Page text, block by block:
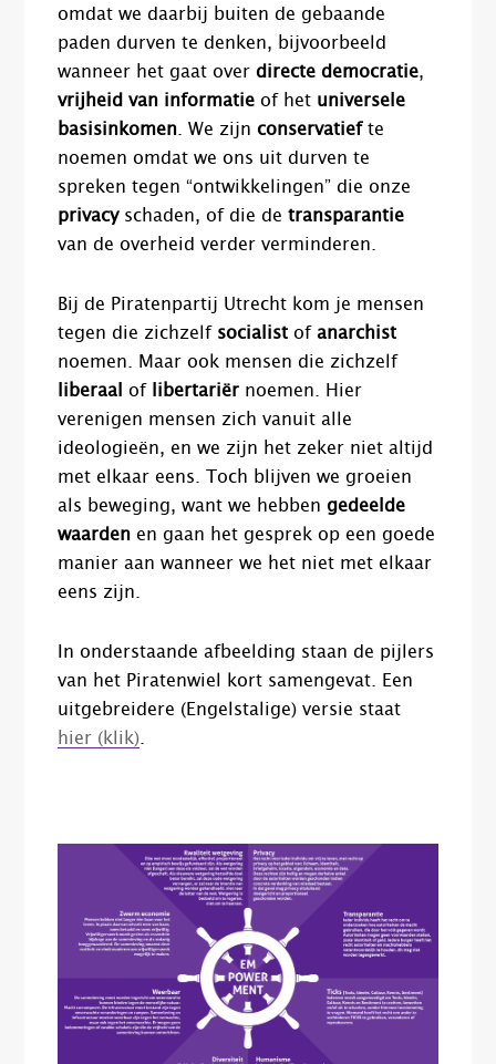
omdat we daarbij buiten de gebaande
paden durven te denken, bijvoorbeeld
wanneer het gaat overdirecte democratie,
vrijheid van informatie of het universele
basisinkomen. We zijnconservatiefte
noemen omdat we ons uit durven te
spreken tegen “ontwikkelingen” die onze
privacyschaden, of die detransparantie
van de overheid verder verminderen.
Bij de Piratenpartij Utrecht kom je mensen
tegen die zichzelf socialist ofanarchist
noemen. Maar ook mensen die zichzelf
liberaal
of libertariër noemen. Hier
verenigen mensen zich vanuit alle
ideologieën, en we zijn het zeker niet altijd
met elkaar eens. Toch blijven we groeien
als beweging, want we hebbengedeelde
waarden en gaan het gesprek op een goede
manier aan wanneer we het niet met elkaar
eens zijn.
In onderstaande afbeelding staan de pijlers
van het Piratenwiel kort samengevat. Een
uitgebreidere (Engelstalige) versie staat
hier (klik).